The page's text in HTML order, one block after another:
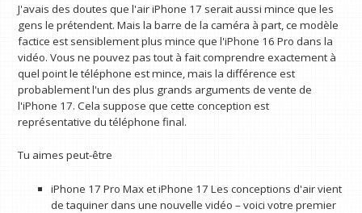
J'avais des doutes que l'air iPhone 17 serait aussi mince que les
gens le prétendent. Mais la barre de la caméra à part, ce modèle
factice est sensiblement plus mince que l'iPhone 16 Pro dans la
vidéo. Vous ne pouvez pas tout à fait comprendre exactement à
quel point le téléphone est mince, mais la différence est
probablement l'un des plus grands arguments de vente de
l'iPhone 17. Cela suppose que cette conception est
représentative du téléphone final.
Tu aimes peut-être
iPhone 17 Pro Max et iPhone 17 Les conceptions d'air vient
de taquiner dans une nouvelle vidéo – voici votre premier